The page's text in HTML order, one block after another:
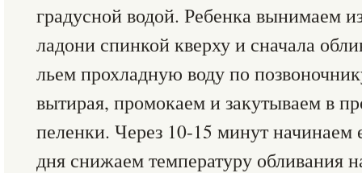
градусной водой. Ребенка вынимаем
ладони спинкой кверху и сначала
льем прохладную воду по
вытирая, промокаем и закутываем в
пеленки. Через 10-15 минут начинаем
дня снижаем температуру обливания